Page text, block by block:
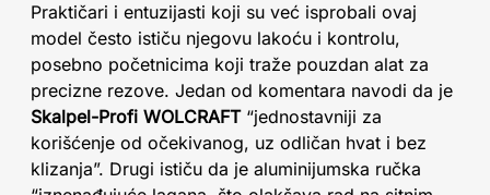
Praktičari i entuzijasti koji su već isprobali ovaj
model često ističu njegovu lakoću i kontrolu,
posebno početnicima koji traže pouzdan alat za
precizne rezove. Jedan od komentara navodi da je
Skalpel-Profi WOLCRAFT“jednostavniji za
korišćenje od očekivanog, uz odličan hvat i bez
klizanja”. Drugi ističu da je aluminijumska ručka